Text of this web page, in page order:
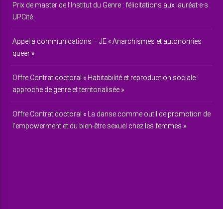
Prix de master de l’Institut du Genre : félicitations aux lauréat·e·s
UPCité
Appel à communications – JE « Anarchismes et autonomies
queer »
Offre Contrat doctoral « Habitabilité et reproduction sociale :
approche de genre et territorialisée »
Offre Contrat doctoral « La danse comme outil de promotion de
l’empowerment et du bien-être sexuel chez les femmes »